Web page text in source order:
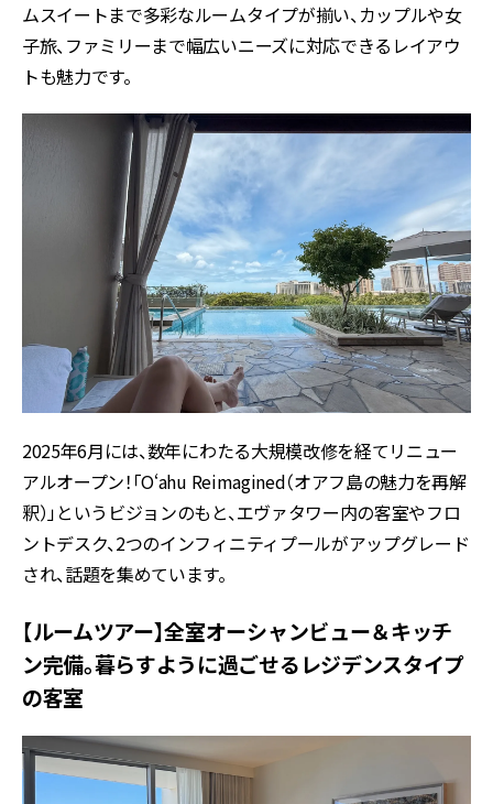
ムスイートまで多彩なルームタイプが揃い、カップルや女
子旅、ファミリーまで幅広いニーズに対応できるレイアウ
トも魅力です。
2025年6月には、数年にわたる大規模改修を経てリニュー
アルオープン！「Oʻahu Reimagined（オアフ島の魅力を再解
釈）」というビジョンのもと、エヴァタワー内の客室やフロ
ントデスク、2つのインフィニティプールがアップグレード
され、話題を集めています。
【ルームツアー】全室オーシャンビュー＆キッチ
ン完備。暮らすように過ごせるレジデンスタイプ
の客室